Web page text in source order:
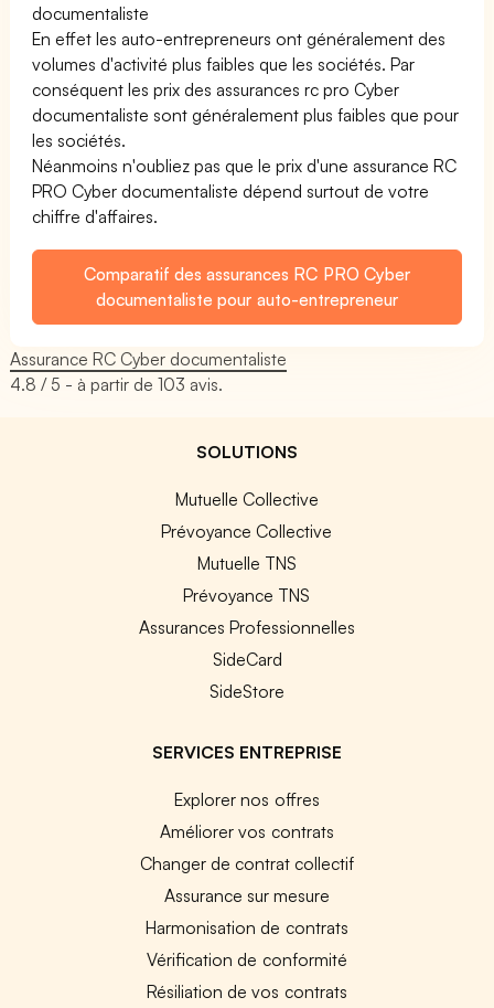
documentaliste
En effet les auto-entrepreneurs ont généralement des
volumes d'activité plus faibles que les sociétés. Par
conséquent les prix des assurances rc pro Cyber
documentaliste sont généralement plus faibles que pour
les sociétés.
Néanmoins n'oubliez pas que le prix d'une assurance RC
PRO Cyber documentaliste dépend surtout de votre
chiffre d'affaires.
Comparatif des assurances RC PRO Cyber
documentaliste pour auto-entrepreneur
Assurance RC Cyber documentaliste
4.8 / 5 - à partir de103 avis.
SOLUTIONS
Mutuelle Collective
Prévoyance Collective
Mutuelle TNS
Prévoyance TNS
Assurances Professionnelles
SideCard
SideStore
SERVICES ENTREPRISE
Explorer nos offres
Améliorer vos contrats
Changer de contrat collectif
Assurance sur mesure
Harmonisation de contrats
Vérification de conformité
Résiliation de vos contrats